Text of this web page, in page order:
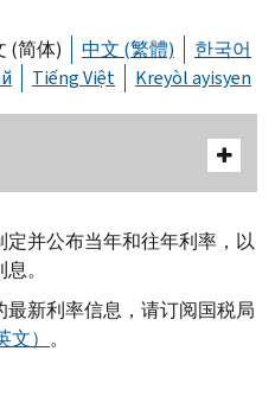
(简体) 中文 (繁體)
한국어
Tiếng Việt Kreyòl ayisyen
并公布当年和往年利率，以
。
新利率信息，请订阅国税局
） 。